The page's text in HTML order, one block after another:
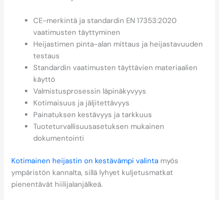
CE-merkintä ja standardin EN 17353:2020
vaatimusten täyttyminen
Heijastimen pinta-alan mittaus ja heijastavuuden
testaus
Standardin vaatimusten täyttävien materiaalien
käyttö
Valmistusprosessin läpinäkyvyys
Kotimaisuus ja jäljitettävyys
Painatuksen kestävyys ja tarkkuus
Tuoteturvallisuusasetuksen mukainen
dokumentointi
Kotimainen heijastin on kestävämpi valinta myös
ympäristön kannalta, sillä lyhyet kuljetusmatkat
pienentävät hiilijalanjälkeä.